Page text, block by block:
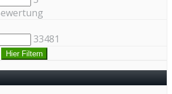
33481
Hier Filtern